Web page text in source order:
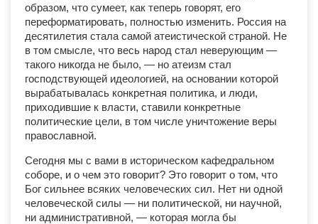
образом, что сумеет, как теперь говорят, его
переформатировать, полностью изменить. Россия на
десятилетия стала самой атеистической страной. Не
в том смысле, что весь народ стал неверующим —
такого никогда не было, — но атеизм стал
господствующей идеологией, на основании которой
вырабатывалась конкретная политика, и люди,
приходившие к власти, ставили конкретные
политические цели, в том числе уничтожение веры
православной.
Сегодня мы с вами в историческом кафедральном
соборе, и о чем это говорит? Это говорит о том, что
Бог сильнее всяких человеческих сил. Нет ни одной
человеческой силы — ни политической, ни научной,
ни административной, — которая могла бы